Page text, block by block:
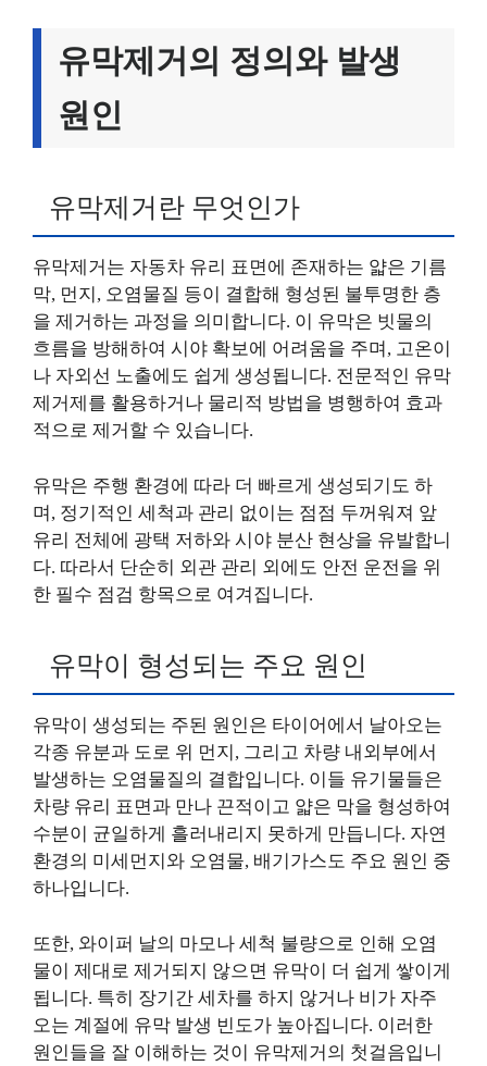
유막제거의 정의와 발생
원인
유막제거란 무엇인가
유막제거는 자동차 유리 표면에 존재하는 얇은 기름
막, 먼지, 오염물질 등이 결합해 형성된 불투명한 층
을 제거하는 과정을 의미합니다. 이 유막은 빗물의
흐름을 방해하여 시야 확보에 어려움을 주며, 고온이
나 자외선 노출에도 쉽게 생성됩니다. 전문적인 유막
제거제를 활용하거나 물리적 방법을 병행하여 효과
적으로 제거할 수 있습니다.
유막은 주행 환경에 따라 더 빠르게 생성되기도 하
며, 정기적인 세척과 관리 없이는 점점 두꺼워져 앞
유리 전체에 광택 저하와 시야 분산 현상을 유발합니
다. 따라서 단순히 외관 관리 외에도 안전 운전을 위
한 필수 점검 항목으로 여겨집니다.
유막이 형성되는 주요 원인
유막이 생성되는 주된 원인은 타이어에서 날아오는
각종 유분과 도로 위 먼지, 그리고 차량 내외부에서
발생하는 오염물질의 결합입니다. 이들 유기물들은
차량 유리 표면과 만나 끈적이고 얇은 막을 형성하여
수분이 균일하게 흘러내리지 못하게 만듭니다. 자연
환경의 미세먼지와 오염물, 배기가스도 주요 원인 중
하나입니다.
또한, 와이퍼 날의 마모나 세척 불량으로 인해 오염
물이 제대로 제거되지 않으면 유막이 더 쉽게 쌓이게
됩니다. 특히 장기간 세차를 하지 않거나 비가 자주
오는 계절에 유막 발생 빈도가 높아집니다. 이러한
원인들을 잘 이해하는 것이 유막제거의 첫걸음입니